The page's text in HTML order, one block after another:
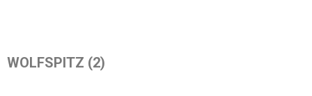
WOLFSPITZ (2)